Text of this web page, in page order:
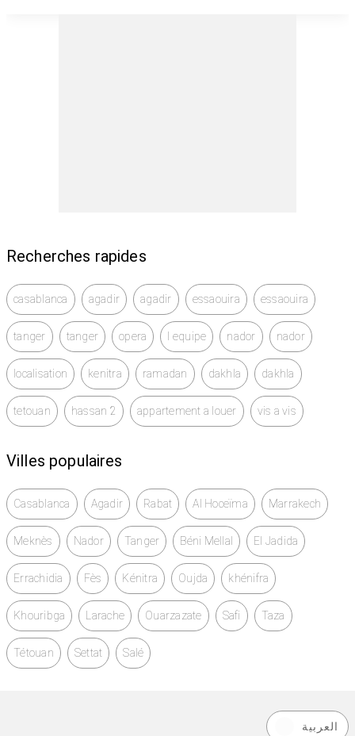
Recherches rapides
casablanca agadir agadir essaouira essaouira
tanger tanger opera l equipe nador nador
localisation kenitra ramadan dakhla dakhla
tetouan hassan 2 appartement a louer vis a vis
Villes populaires
Casablanca Agadir Rabat Al Hoceïma Marrakech
Meknès Nador Tanger Béni Mellal El Jadida
Errachidia Fès Kénitra Oujda khénifra
Khouribga Larache Ouarzazate Safi Taza
Tétouan Settat Salé
العربية